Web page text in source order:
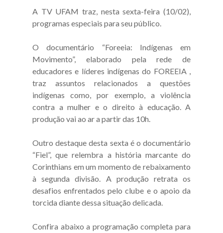
A TV UFAM traz, nesta sexta-feira (10/02),
programas especiais para seu público.
O documentário “Foreeia: Indígenas em
Movimento”, elaborado pela rede de
educadores e líderes indígenas do FOREEIA ,
traz assuntos relacionados a questões
indígenas como, por exemplo, a violência
contra a mulher e o direito à educação. A
produção vai ao ar a partir das 10h.
Outro destaque desta sexta é o documentário
“Fiel”, que relembra a história marcante do
Corinthians em um momento de rebaixamento
à segunda divisão. A produção retrata os
desafios enfrentados pelo clube e o apoio da
torcida diante dessa situação delicada.
Confira abaixo a programação completa para